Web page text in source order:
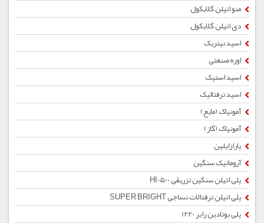
منو اتیلن گلایکول
دی اتیلن گلایکول
اسید نیتریک
اوره صنعتی
اسید استیک
اسید ترفتالیک
آمونیاک (مایع)
آمونیاک (گاز)
پارازایلین
آروماتیک سنگین
پلی اتیلن سنگین تزریقی HI0500
پلی اتیلن ترفتالات نساجی SUPER BRIGHT
پلی بوتادین رابر 1220